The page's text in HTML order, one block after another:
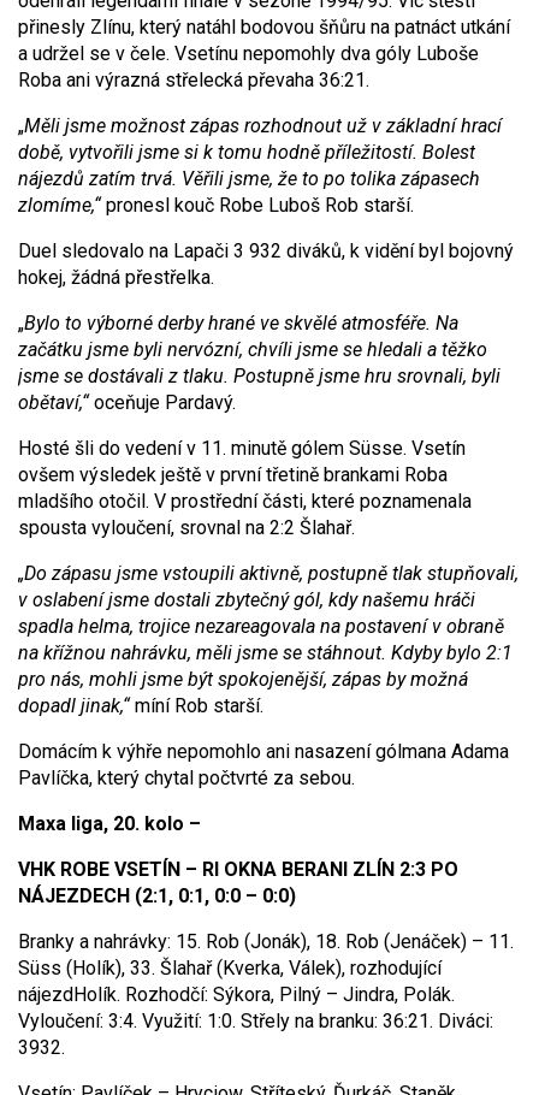
přinesly Zlínu, který natáhl bodovou šňůru na patnáct utkání
a udržel se v čele. Vsetínu nepomohly dva góly Luboše
Roba ani výrazná střelecká převaha 36:21.
„Měli jsme možnost zápas rozhodnout už v základní hrací
době, vytvořili jsme si k tomu hodně příležitostí. Bolest
nájezdů zatím trvá. Věřili jsme, že to po tolika zápasech
zlomíme,“pronesl kouč Robe Luboš Rob starší.
Duel sledovalo na Lapači 3 932 diváků, k vidění byl bojovný
hokej, žádná přestřelka.
„Bylo to výborné derby hrané ve skvělé atmosféře. Na
začátku jsme byli nervózní, chvíli jsme se hledali a těžko
jsme se dostávali z tlaku. Postupně jsme hru srovnali, byli
obětaví,“oceňuje Pardavý.
Hosté šli do vedení v 11. minutě gólem Süsse. Vsetín
ovšem výsledek ještě v první třetině brankami Roba
mladšího otočil. V prostřední části, které poznamenala
spousta vyloučení, srovnal na 2:2 Šlahař.
„Do zápasu jsme vstoupili aktivně, postupně tlak stupňovali,
v oslabení jsme dostali zbytečný gól, kdy našemu hráči
spadla helma, trojice nezareagovala na postavení v obraně
na křížnou nahrávku, měli jsme se stáhnout. Kdyby bylo 2:1
pro nás, mohli jsme být spokojenější, zápas by možná
dopadl jinak,“míní Rob starší.
Domácím k výhře nepomohlo ani nasazení gólmana Adama
Pavlíčka, který chytal počtvrté za sebou.
Maxa liga, 20. kolo –
VHK ROBE VSETÍN – RI OKNA BERANI ZLÍN 2:3 PO
NÁJEZDECH (2:1, 0:1, 0:0 – 0:0)
Branky a nahrávky: 15. Rob (Jonák), 18. Rob (Jenáček) – 11.
Süss (Holík), 33. Šlahař (Kverka, Válek), rozhodující
nájezdHolík. Rozhodčí: Sýkora, Pilný – Jindra, Polák.
Vyloučení: 3:4. Využití: 1:0. Střely na branku: 36:21. Diváci:
3932.